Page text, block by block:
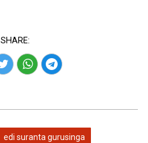
SHARE:
edi suranta gurusinga